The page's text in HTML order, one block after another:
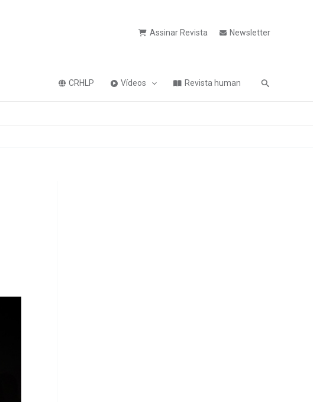
Assinar Revista Newsletter
CRHLP Vídeos Revista human Pesquisa